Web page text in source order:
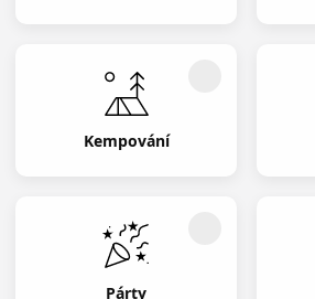
Kempování
Párty